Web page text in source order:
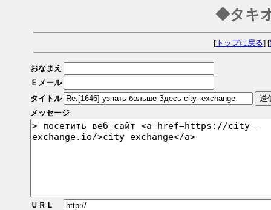
◆タキ
[トップに戻る] [
おなまえ
Ｅメール
タイトル
メッセージ
ＵＲＬ